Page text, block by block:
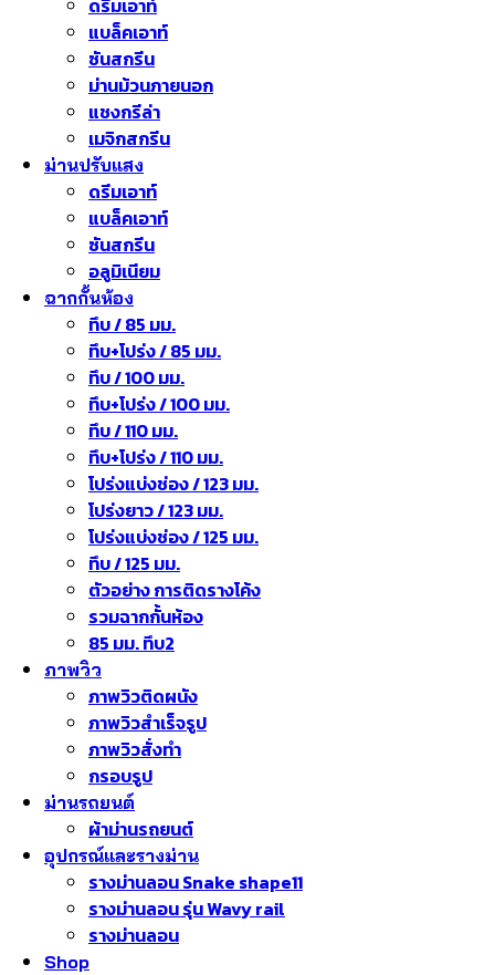
ดรีมเอาท์
แบล็คเอาท์
ซันสกรีน
ม่านม้วนภายนอก
แชงกรีล่า
เมจิกสกรีน
ม่านปรับแสง
ดรีมเอาท์
แบล็คเอาท์
ซันสกรีน
อลูมิเนียม
ฉากกั้นห้อง
ทึบ / 85 มม.
ทึบ+โปร่ง / 85 มม.
ทึบ / 100 มม.
ทึบ+โปร่ง / 100 มม.
ทึบ / 110 มม.
ทึบ+โปร่ง / 110 มม.
โปร่งแบ่งช่อง / 123 มม.
โปร่งยาว / 123 มม.
โปร่งแบ่งช่อง / 125 มม.
ทึบ / 125 มม.
ตัวอย่าง การติดรางโค้ง
รวมฉากกั้นห้อง
85 มม. ทึบ2
ภาพวิว
ภาพวิวติดผนัง
ภาพวิวสำเร็จรูป
ภาพวิวสั่งทำ
กรอบรูป
ม่านรถยนต์
ผ้าม่านรถยนต์
อุปกรณ์และรางม่าน
รางม่านลอน Snake shape11
รางม่านลอน รุ่น Wavy rail
รางม่านลอน
Shop